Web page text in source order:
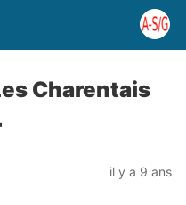
Charentais
il y a 9 ans